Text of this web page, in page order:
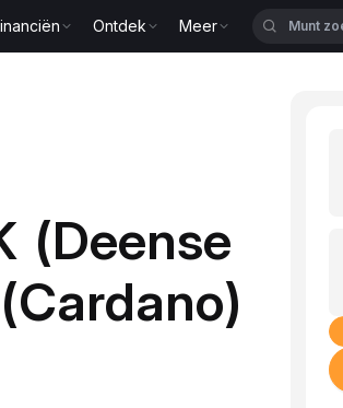
Ontdek Meer
(Deense